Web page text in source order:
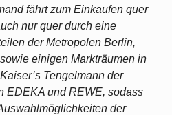
fährt zum Einkaufen quer
nur quer durch eine
der Metropolen Berlin,
einigen Markträumen in
Tengelmann der
EDEKA und REWE, sodass
der